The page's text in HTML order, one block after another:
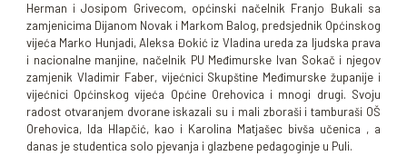
Herman i Josipom Grivecom, općinski načelnik Franjo Bukali sa
zamjenicima Dijanom Novak i Markom Balog, predsjednik Općinskog
vijeća Marko Hunjadi, Aleksa Đokić iz Vladina ureda za ljudska prava
i nacionalne manjine, načelnik PU Međimurske Ivan Sokač i njegov
zamjenik Vladimir Faber, vijećnici Skupštine Međimurske županije i
vijećnici Općinskog vijeća Općine Orehovica i mnogi drugi. Svoju
radost otvaranjem dvorane iskazali su i mali zboraši i tamburaši OŠ
Orehovica, Ida Hlapčić, kao i Karolina Matjašec bivša učenica , a
danas je studentica solo pjevanja i glazbene pedagoginje u Puli.